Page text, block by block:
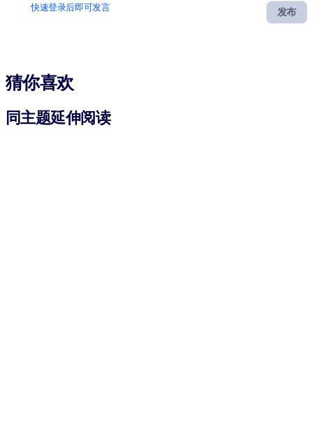
发布
快速登录后即可发言
猜你喜欢
同主题延伸阅读